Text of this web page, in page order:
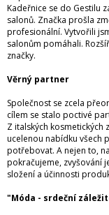
Kadeřnice se do Gestilu
salonů. Značka prošla
profesionální. Vytvořili
salonům pomáhali.
značky.
Věrný partner
Společnost se zcela
cílem se stalo poctivé
Z italských kosmetických
ucelenou nabídku všech
potřebovat. A nejen to,
pokračujeme, zvyšování
složení a účinnosti
"Móda - srdeční